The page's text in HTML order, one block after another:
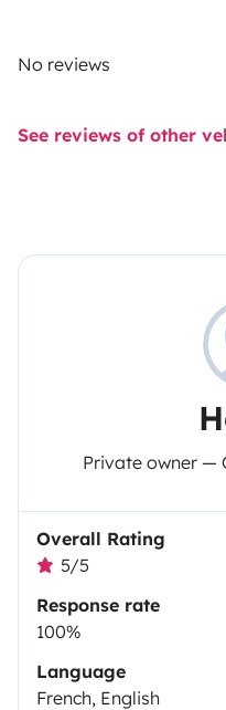
No reviews
See reviews of other
Private owner —
Overall Rating
5/5
Response rate
100%
Language
French, English